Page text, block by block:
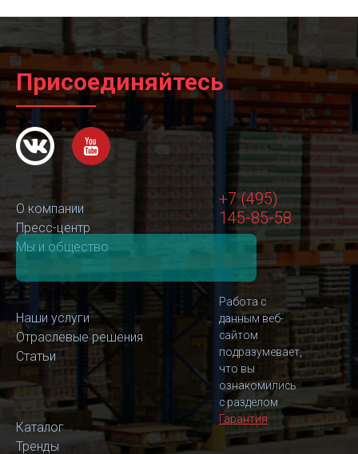
Присоединяйтесь
О компании
Пресс-центр
Мы и общество
Наши услуги
Отраслевые решения
Статьи
Каталог
Тренды
+7 (495)
145-85-58
Работа с
данным веб-
сайтом
подразумевает,
что вы
ознакомились
с разделом
Гарантия